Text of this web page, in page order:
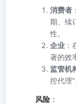
消费者
期、续
性。
企业
著的效
监管机
控代理”
风险：